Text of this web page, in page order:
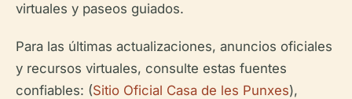
virtuales y paseos guiados.
Para las últimas actualizaciones, anuncios oficiales
y recursos virtuales, consulte estas fuentes
confiables: (Sitio Oficial Casa de les Punxes),